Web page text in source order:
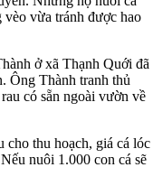
vèo vừa tránh được hao
ở xã Thạnh Quới đã
Ông Thành tranh thủ
có sẵn ngoài vườn về
cho thu hoạch, giá cá lóc
nuôi 1.000 con cá sẽ